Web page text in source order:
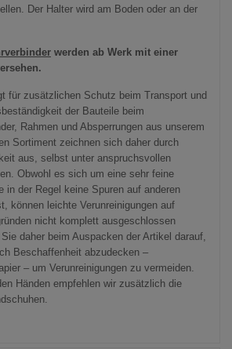
Der Halter wird am Boden oder an der
werden ab Werk mit einer
für zusätzlichen Schutz beim Transport und
der Bauteile beim
Rahmen und Absperrungen aus unserem
Sortiment zeichnen sich daher durch
aus, selbst unter anspruchsvollen
Obwohl es sich um eine sehr feine
in der Regel keine Spuren auf anderen
können leichte Verunreinigungen auf
nicht komplett ausgeschlossen
daher beim Auspacken der Artikel darauf,
Beschaffenheit abzudecken –
– um Verunreinigungen zu vermeiden.
Händen empfehlen wir zusätzlich die